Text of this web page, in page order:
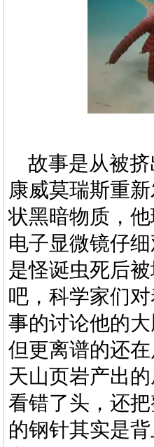
故事是从被挤
康威莫瑞斯重
状黑暗物质，
电子显微镜仔
是怪诞虫死后
吧，科学家们
事的讨论他的
但更离谱的还在
天山页岩产出
看错了头，还
的钢针其实是